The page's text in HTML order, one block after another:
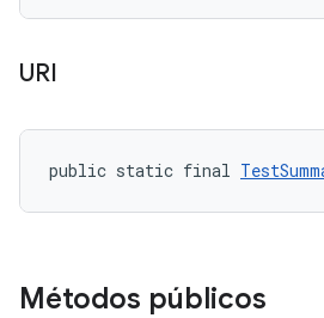
URI
public static final
Métodos públicos